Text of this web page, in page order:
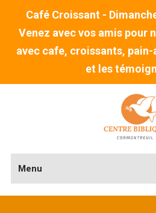
Café Croissant -
Venez avec vos amis pour
avec cafe, croissants,
et les
Menu